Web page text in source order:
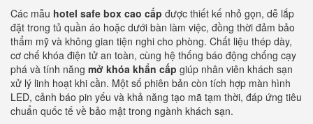
Các mẫu hotel safe box cao cấp được thiết kế nhỏ gọn, dễ lắp
đặt trong tủ quần áo hoặc dưới bàn làm việc, đồng thời đảm bảo
thẩm mỹ và không gian tiện nghi cho phòng. Chất liệu thép dày,
cơ chế khóa điện tử an toàn, cùng hệ thống báo động chống cạy
phá và tính năng mở khóa khẩn cấp giúp nhân viên khách sạn
xử lý linh hoạt khi cần. Một số phiên bản còn tích hợp màn hình
LED, cảnh báo pin yếu và khả năng tạo mã tạm thời, đáp ứng tiêu
chuẩn quốc tế về bảo mật trong ngành khách sạn.